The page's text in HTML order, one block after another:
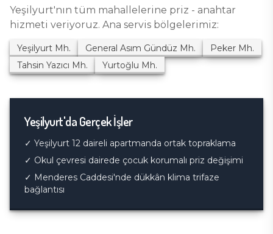
Yeşilyurt'nın tüm mahallelerine priz - anahtar
hizmeti veriyoruz. Ana servis bölgelerimiz:
Yeşilyurt Mh. General Asım Gündüz Mh. Peker Mh.
Tahsin Yazıcı Mh. Yurtoğlu Mh.
Yeşilyurt'da Gerçek İşler
✓ Yeşilyurt 12 daireli apartmanda ortak topraklama
✓ Okul çevresi dairede çocuk korumalı priz değişimi
✓ Menderes Caddesi'nde dükkân klima trifaze
bağlantısı